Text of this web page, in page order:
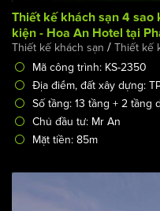
Thiết kế khách sạn 4 sao
kiện - Hoa An Hotel tại
Thiết kế khách sạn /Thiết kế
Mã công trình: KS-2350